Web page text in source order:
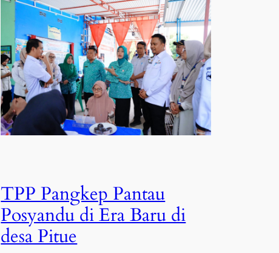
TPP Pangkep Pantau
Posyandu di Era Baru di
desa Pitue